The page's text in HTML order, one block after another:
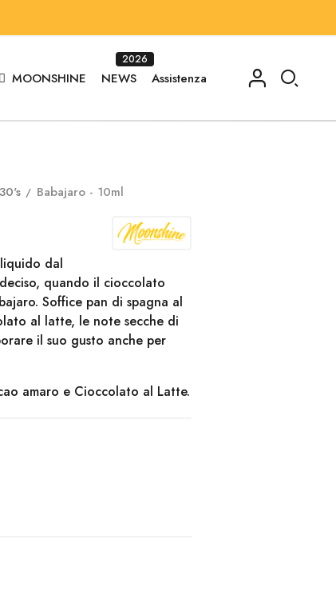
MOONSHINE NEWS
2026
Assistenza
30's Babajaro - 10ml
dal
quando il cioccolato
Soffice pan di spagna al
al latte, le note secche di
il suo gusto anche per
amaro e Cioccolato al Latte.